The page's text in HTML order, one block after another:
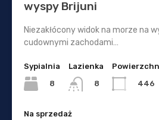
wyspy Brijuni
Niezakłócony widok na morze na
cudownymi zachodami…
Sypialnia
8
Lazienka
8
446
Na sprzedaż